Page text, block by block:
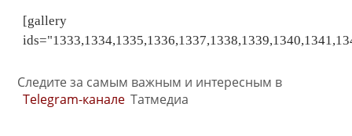
[gallery
Следите за самым важным и интересным в
Telegram-канале Татмедиа